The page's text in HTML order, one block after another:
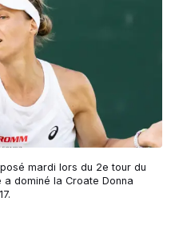
mardi lors du 2e tour du
a dominé la Croate Donna